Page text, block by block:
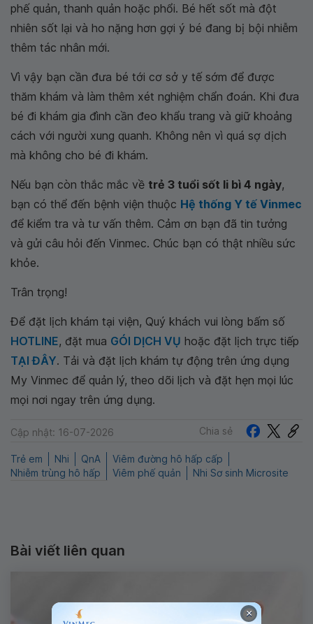
phế quản, thanh quản hoặc phổi. Bé hết sốt mà đột
nhiên sốt lại và ho nặng hơn gợi ý bé đang bị bội nhiễm
thêm tác nhân mới.
Vì vậy bạn cần đưa bé tới cơ sở y tế sớm để được
thăm khám và làm thêm xét nghiệm chẩn đoán. Khi đưa
bé đi khám gia đình cần đeo khẩu trang và giữ khoảng
cách với người xung quanh. Không nên vì quá sợ dịch
mà không cho bé đi khám.
Nếu bạn còn thắc mắc về trẻ 3 tuổi sốt li bì 4 ngày,
bạn có thể đến bệnh viện thuộc Hệ thống Y tế Vinmec
để kiểm tra và tư vấn thêm. Cảm ơn bạn đã tin tưởng
và gửi câu hỏi đến Vinmec. Chúc bạn có thật nhiều sức
khỏe.
Trân trọng!
Để đặt lịch khám tại viện, Quý khách vui lòng bấm số
HOTLINE, đặt mua GÓI DỊCH VỤ hoặc đặt lịch trực tiếp
TẠI ĐÂY. Tải và đặt lịch khám tự động trên ứng dụng
My Vinmec để quản lý, theo dõi lịch và đặt hẹn mọi lúc
mọi nơi ngay trên ứng dụng.
Cập nhật: 16-07-2026 Chia sẻ
Trẻ em Nhi QnA
Viêm đường hô hấp cấp
Nhiễm trùng hô hấp
Viêm phế quản Nhi Sơ sinh Microsite
Bài viết liên quan
×